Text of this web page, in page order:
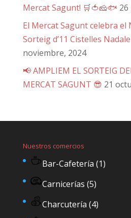
Mercat Sagunt! 🛒🍅🧀🐟 26
El Mercat Sagunt celebra el
Sorteig d’11 Cistelles
noviembre, 2024
📢 AMPLIEM EL SORTEIG
MERCAT SAGUNT 😎 21
Nuestros comercios
Bar-Cafetería (1)
Carnicerías (5)
Charcutería (4)